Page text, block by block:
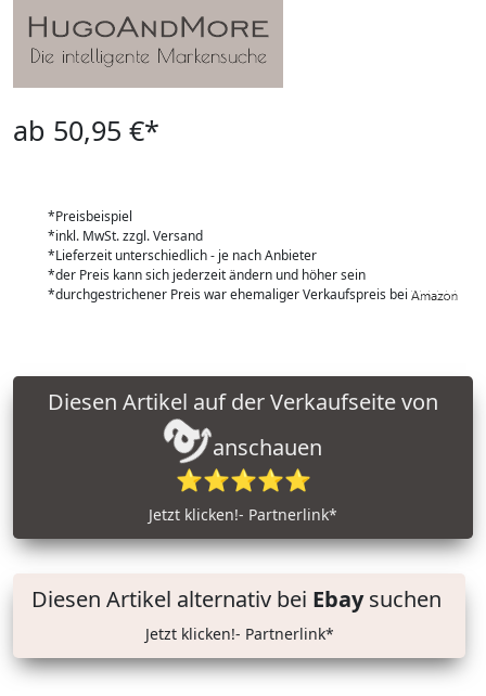
ab 50,95 €*
*Preisbeispiel
*inkl. MwSt. zzgl. Versand
*Lieferzeit unterschiedlich - je nach Anbieter
*der Preis kann sich jederzeit ändern und höher sein
*durchgestrichener Preis war ehemaliger Verkaufspreis bei
anschauen
⭐⭐⭐⭐⭐
Jetzt klicken!- Partnerlink*
Diesen Artikel alternativ bei Ebaysuchen
Jetzt klicken!- Partnerlink*